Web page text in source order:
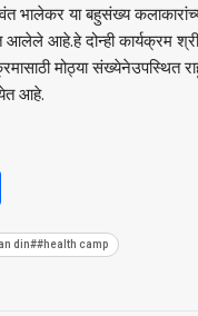
या बहुसंख्य
आहे.हे दोन्ही कार्यक्रम
मोठ्या संख्येनेउपस्थित
आहे.
din##health camp